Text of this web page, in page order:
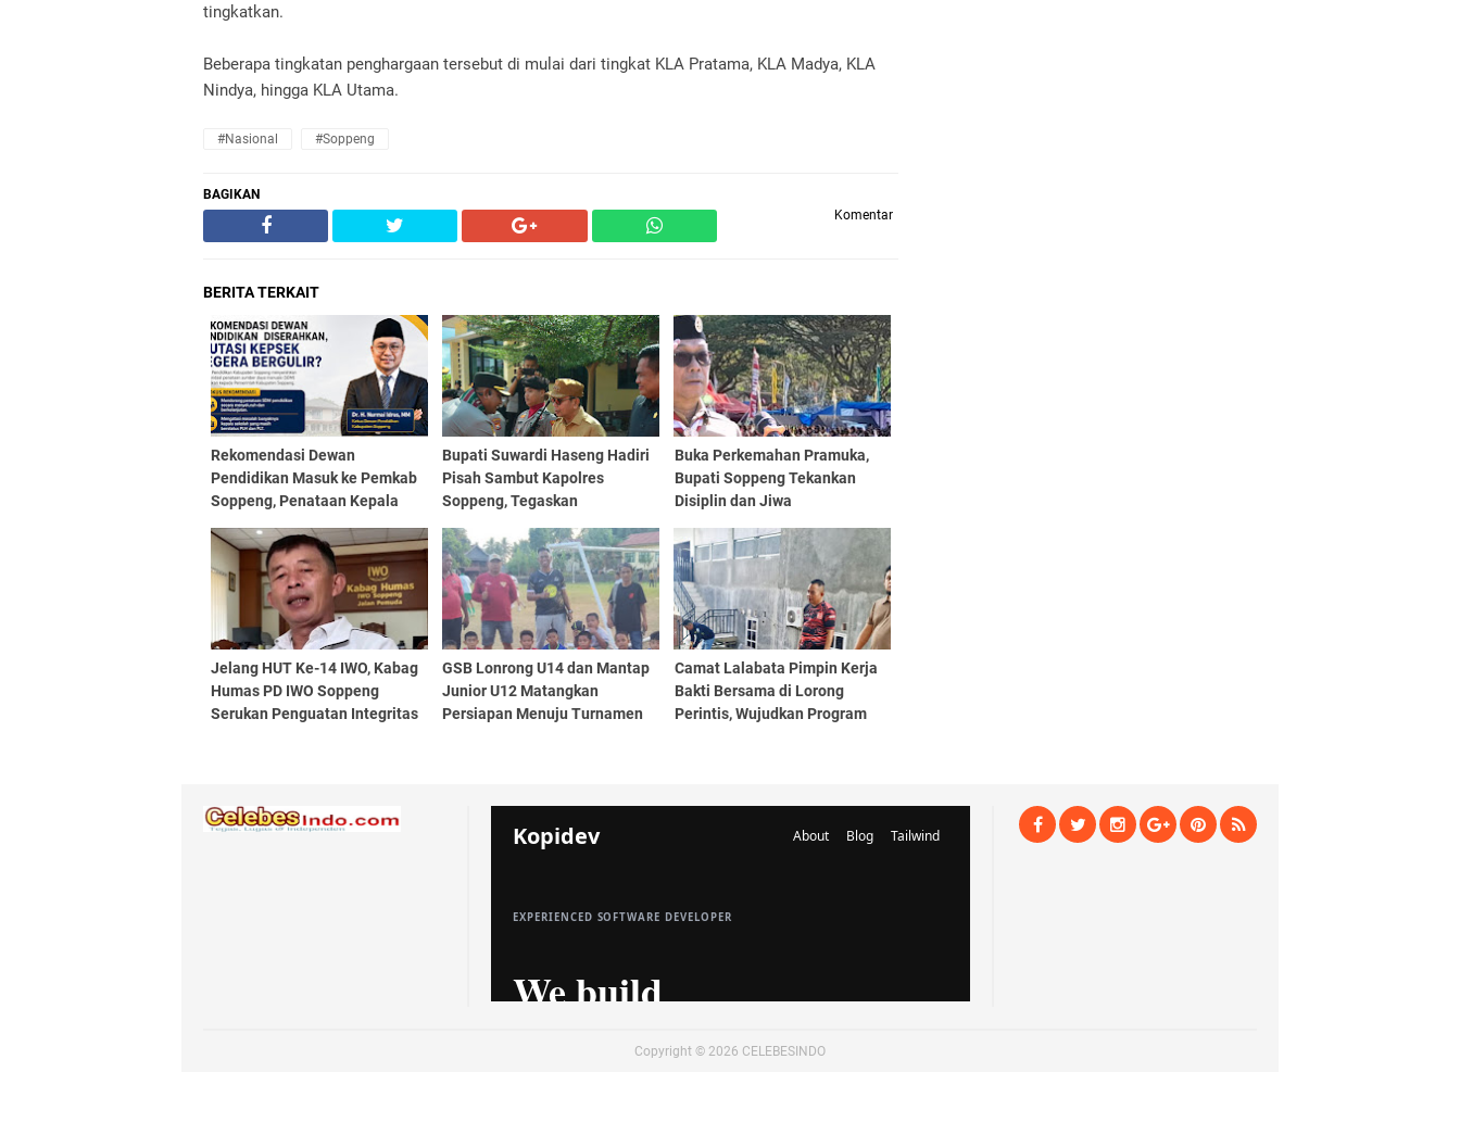
tingkatkan.
Beberapa tingkatan penghargaan tersebut di mulai dari tingkat KLA Pratama, KLA Madya, KLA
Nindya, hingga KLA Utama.
#Nasional #Soppeng
BAGIKAN
Komentar
BERITA TERKAIT
Rekomendasi Dewan
Pendidikan Masuk ke Pemkab
Soppeng, Penataan Kepala
Bupati Suwardi Haseng Hadiri
Pisah Sambut Kapolres
Soppeng, Tegaskan
Kondusivitas Daerah
Buka Perkemahan Pramuka,
Bupati Soppeng Tekankan
Disiplin dan Jiwa
Jelang HUT Ke-14 IWO, Kabag
Humas PD IWO Soppeng
Serukan Penguatan Integritas
GSB Lonrong U14 dan Mantap
Junior U12 Matangkan
Persiapan Menuju Turnamen
Camat Lalabata Pimpin Kerja
Bakti Bersama di Lorong
Perintis, Wujudkan Program
Copyright © 2026 CELEBESINDO